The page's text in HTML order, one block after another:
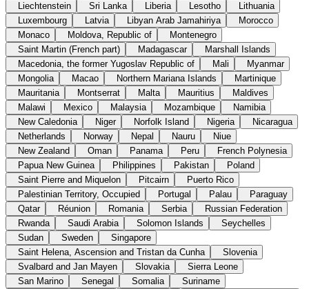
Liechtenstein
Sri Lanka Liberia Lesotho
Lithuania
Luxembourg
Latvia Libyan Arab Jamahiriya
Morocco
Monaco
Moldova, Republic of
Montenegro
Saint Martin (French part)
Madagascar
Marshall Islands
Macedonia, the former Yugoslav Republic of
Mali
Myanmar
Mongolia
Macao Northern Mariana Islands
Martinique
Mauritania
Montserrat Malta Mauritius
Maldives
Malawi
Mexico Malaysia Mozambique
Namibia
New Caledonia
Niger Norfolk Island Nigeria
Nicaragua
Netherlands
Norway Nepal Nauru
Niue
New Zealand
Oman Panama Peru
French Polynesia
Papua New Guinea
Philippines Pakistan
Poland
Saint Pierre and Miquelon
Pitcairn
Puerto Rico
Palestinian Territory, Occupied
Portugal Palau
Paraguay
Qatar
Réunion Romania Serbia
Russian Federation
Rwanda
Saudi Arabia Solomon Islands
Seychelles
Sudan
Sweden
Singapore
Saint Helena, Ascension and Tristan da Cunha
Slovenia
Svalbard and Jan Mayen
Slovakia
Sierra Leone
San Marino
Senegal Somalia
Suriname